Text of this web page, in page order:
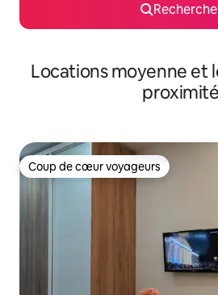
Locations moyenne et
proximité
Coup de cœur voyageurs
Coup de cœur voyageurs